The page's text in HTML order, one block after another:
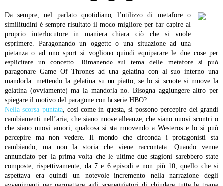
Da sempre, nel parlato quotidiano, l’utilizzo di metafore o
similitudini è sempre risultato il modo migliore per far capire al
proprio interlocutore in maniera chiara ciò che si vuole
esprimere. Paragonando un oggetto o una situazione ad una
pietanza o ad uno sport si vogliono quindi equiparare le due cose per
esplicitare un concetto. Rimanendo sul tema delle metafore si può
paragonare Game Of Thrones ad una gelatina con al suo interno una
mandorla: mettendo la gelatina su un piatto, se lo si scuote si muove la
gelatina (ovviamente) ma la mandorla no. Bisogna aggiungere altro per
spiegare il motivo del paragone con la serie HBO?
Nella scorsa puntata, così come in questa, si possono percepire dei grandi
cambiamenti nell’aria, che siano nuove alleanze, che siano nuovi scontri o
che siano nuovi amori, qualcosa si sta muovendo a Westeros e lo si può
percepire ma non vedere. Il mondo che circonda i protagonisti sta
cambiando, ma non la storia che viene raccontata. Quando venne
annunciato per la prima volta che le ultime due stagioni sarebbero state
composte, rispettivamente, da 7 e 6 episodi e non più 10, quello che si
aspettava era quindi un notevole incremento nella narrazione degli